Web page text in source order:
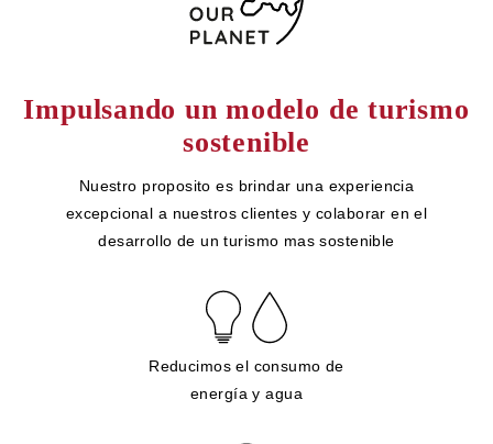
Impulsando un modelo de turismo
sostenible
Nuestro proposito es brindar una experiencia
excepcional a nuestros clientes y colaborar en el
desarrollo de un turismo mas sostenible
Reducimos el consumo de
energía y agua